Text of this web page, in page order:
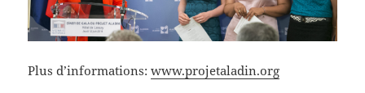
Plus d’informations:www.projetaladin.org